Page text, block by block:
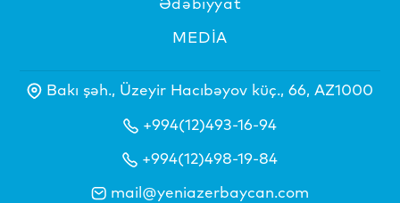
MEDİA
Bakı şəh., Üzeyir Hacıbəyov küç., 66, AZ1000
+994(12)493-16-94
+994(12)498-19-84
mail@yeniazerbaycan.com